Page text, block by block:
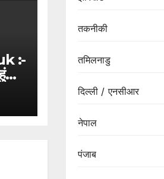
:-
तकनीकी
तमिलनाडु
दिल्ली / एनसीआर
नेपाल
पंजाब